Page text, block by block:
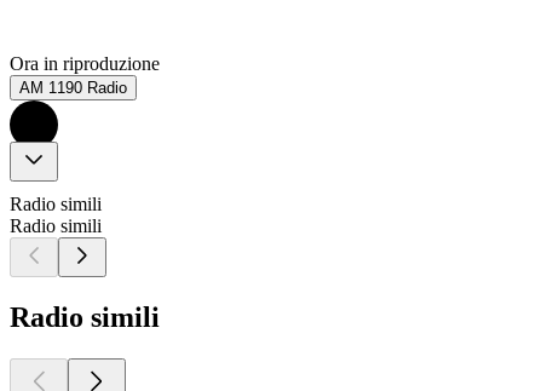
Ora in riproduzione
AM 1190 Radio
Radio simili
Radio simili
Radio simili